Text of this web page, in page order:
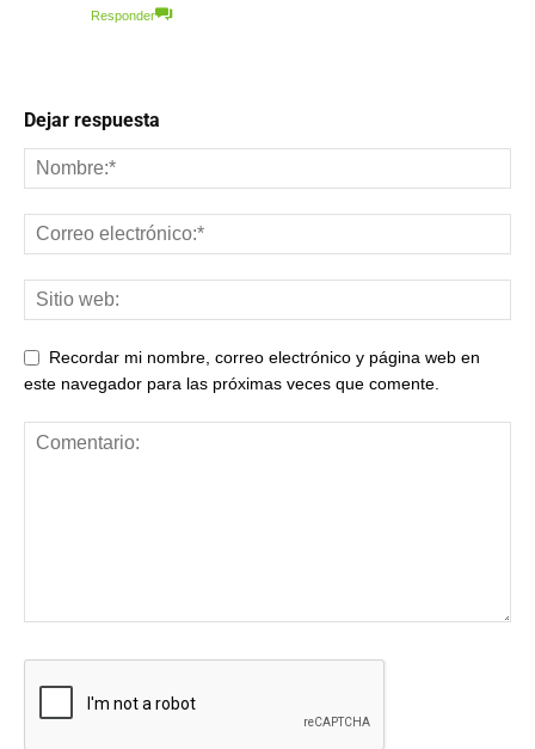
Responder
Dejar respuesta
Recordar mi nombre, correo electrónico y página web en
este navegador para las próximas veces que comente.